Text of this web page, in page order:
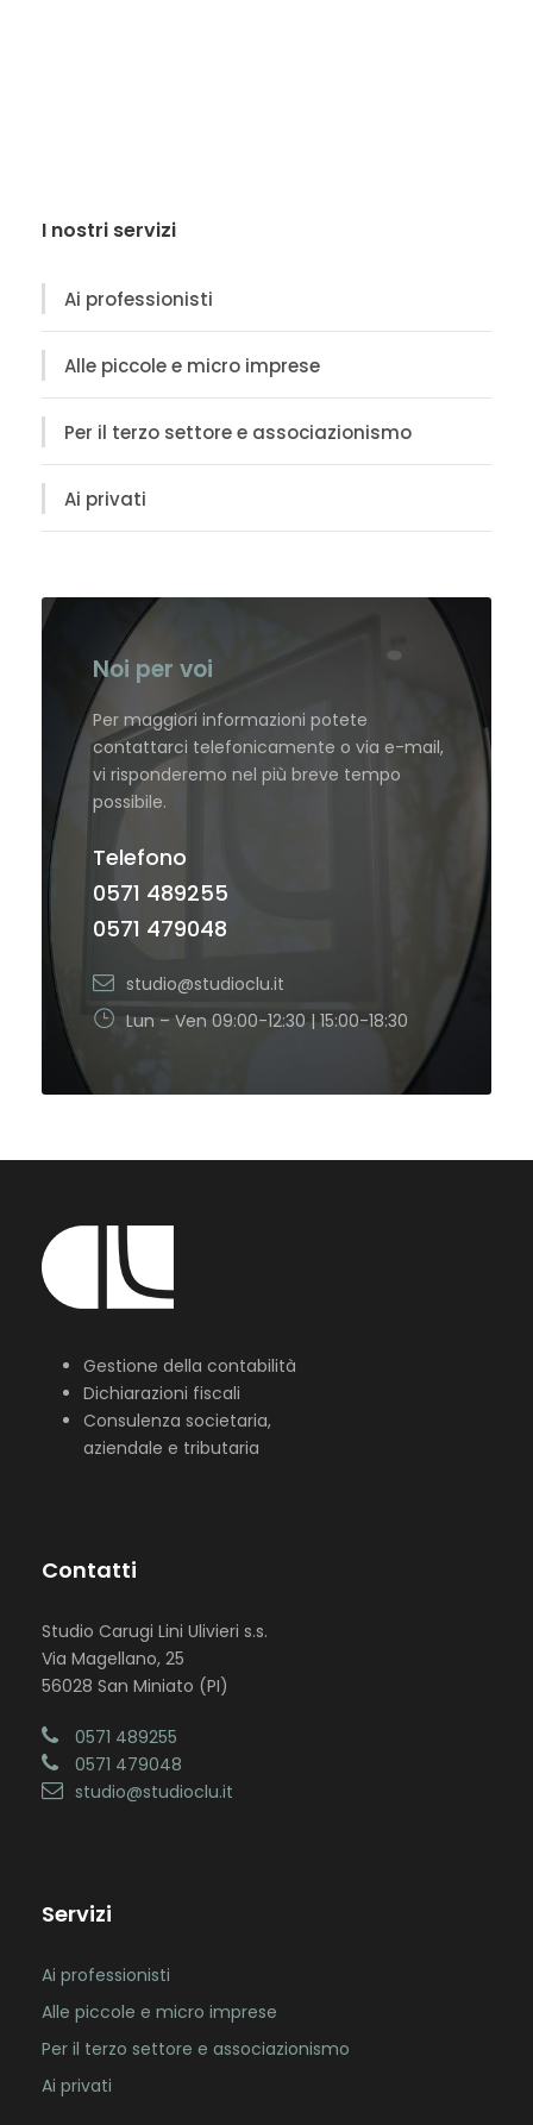
I nostri servizi
Ai professionisti
Alle piccole e micro imprese
Per il terzo settore e associazionismo
Ai privati
Noi per voi
Per maggiori informazioni potete
contattarci telefonicamente o via e-mail,
vi risponderemo nel più breve tempo
possibile.
Telefono
0571 489255
0571 479048
studio@studioclu.it
Lun – Ven 09:00-12:30 | 15:00-18:30
Gestione della contabilità
Dichiarazioni fiscali
Consulenza societaria,
aziendale e tributaria
Contatti
Studio Carugi Lini Ulivieri s.s.
Via Magellano, 25
56028 San Miniato (PI)
0571 489255
0571 479048
studio@studioclu.it
Servizi
Ai professionisti
Alle piccole e micro imprese
Per il terzo settore e associazionismo
Ai privati